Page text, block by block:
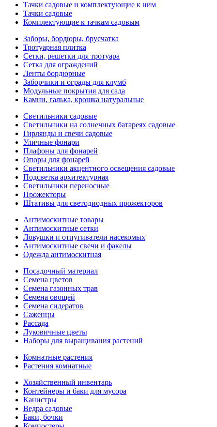
Тачки садовые и комплектующие к ним
Тачки садовые
Комплектующие к тачкам садовым
Заборы, бордюры, брусчатка
Тротуарная плитка
Сетки, решетки для тротуара
Сетка для ограждений
Ленты бордюрные
Заборчики и ограды для клумб
Модульные покрытия для сада
Камни, галька, крошка натуральные
Светильники садовые
Светильники на солнечных батареях садовые
Гирлянды и свечи садовые
Уличные фонари
Плафоны для фонарей
Опоры для фонарей
Светильники акцентного освещения садовые
Подсветка архитектурная
Светильники переносные
Прожекторы
Штативы для светодиодных прожекторов
Антимоскитные товары
Антимоскитные сетки
Ловушки и отпугиватели насекомых
Антимоскитные свечи и факелы
Одежда антимоскитная
Посадочный материал
Семена цветов
Семена газонных трав
Семена овощей
Семена сидератов
Саженцы
Рассада
Луковичные цветы
Наборы для выращивания растений
Комнатные растения
Растения комнатные
Хозяйственный инвентарь
Контейнеры и баки для мусора
Канистры
Ведра садовые
Баки, бочки